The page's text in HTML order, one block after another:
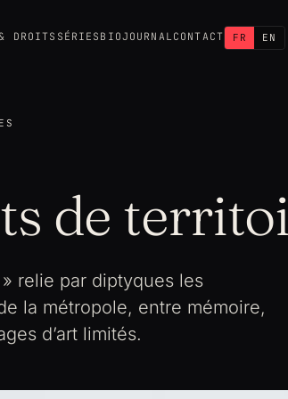
DROITS SÉRIES BIOJOURNAL CONTACT FR EN
de
relie par diptyques les
la métropole, entre mémoire,
d’art limités.